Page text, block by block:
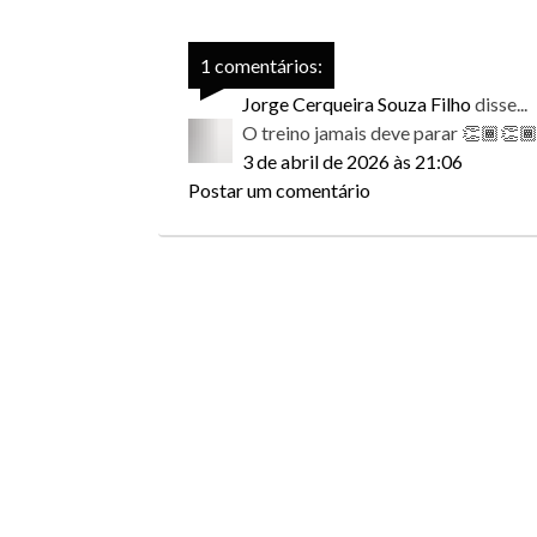
1 comentários:
Jorge Cerqueira Souza Filhodisse...
O treino jamais deve parar
3 de abril de 2026 às 21:06
Postar um comentário